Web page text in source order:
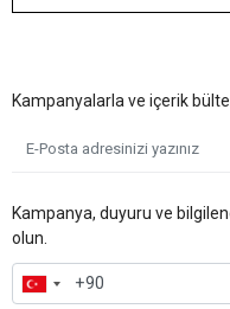
Kampanyalarla ve içerik
Kampanya, duyuru ve
olun.